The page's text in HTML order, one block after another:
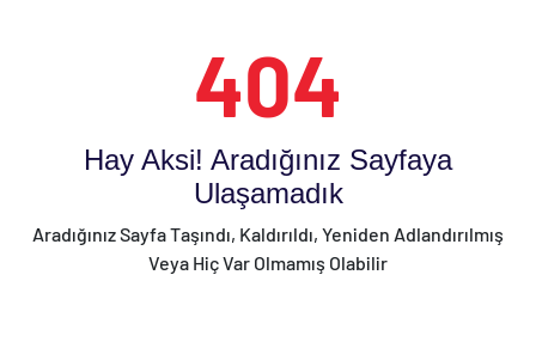
404
Hay Aksi! Aradığınız Sayfaya
Ulaşamadık
Aradığınız Sayfa Taşındı, Kaldırıldı, Yeniden Adlandırılmış
Veya Hiç Var Olmamış Olabilir